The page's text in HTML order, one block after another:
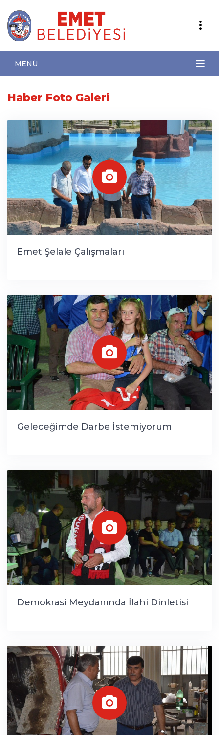
MENÜ
Haber Foto Galeri
Emet Şelale Çalışmaları
Geleceğimde Darbe İstemiyorum
Demokrasi Meydanında İlahi Dinletisi